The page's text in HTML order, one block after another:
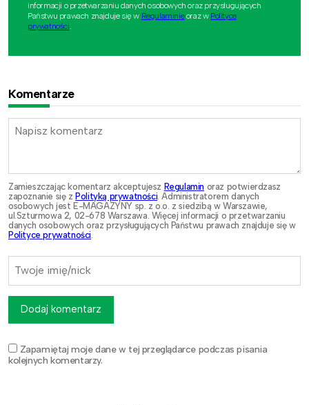
informacji o przetwarzaniu danych osobowych oraz przysługujących
Państwu prawach znajduje się w Regulaminieoraz w Polityce
prywatności.
Komentarze
Zamieszczając komentarz akceptujesz Regulamin oraz potwierdzasz
zapoznanie się z Polityką prywatności. Administratorem danych
osobowych jest E-MAGAZYNY sp. z o.o. z siedzibą w Warszawie,
ul.Szturmowa 2, 02-678 Warszawa. Więcej informacji o przetwarzaniu
danych osobowych oraz przysługujących Państwu prawach znajduje się w
Polityce prywatności.
Zapamiętaj moje dane w tej przeglądarce podczas pisania
kolejnych komentarzy.
Dodaj komentarz